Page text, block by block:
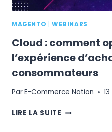
MAGENTO WEBINARS
Cloud : comment
l’expérience
consommateurs
ParE-Commerce Nation
LIRE LA SUITE CLOUD